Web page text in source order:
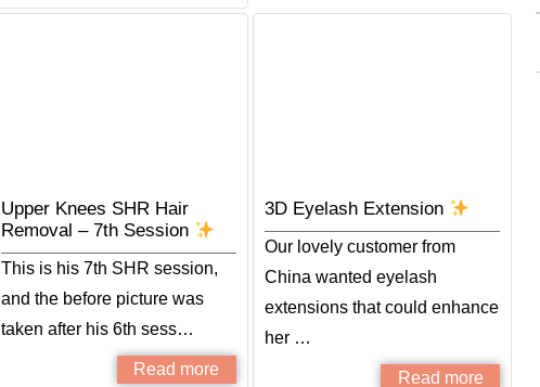
Upper Knees SHR Hair
Removal – 7th Session
This is his 7th SHR session,
and the before picture was
taken after his 6th sess…
Read more
3D Eyelash Extension
Our lovely customer from
China wanted eyelash
extensions that could enhance
her …
Read more